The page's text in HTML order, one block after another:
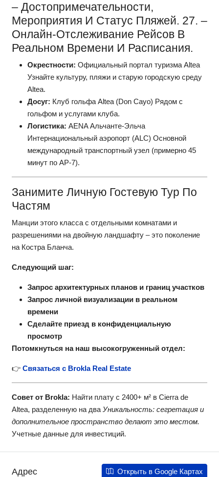
– Достопримечательности,
Мероприятия И Статус Пляжей. 27. –
Онлайн‑отслеживание Рейсов В
Реальном Времени И Расписания.
Окрестности: Официальный портал туризма Altea
Узнайте культуру, пляжи и старую городскую среду
Altea.
Досуг: Клуб гольфа Altea (Don Cayo) Рядом с
гольфом и услугами клуба.
Логистика: АENA Альчанте-Эльча
Интернациональный аэропорт (ALC) Основной
международный транспортный узел (примерно 45
минут по AP-7).
Занимите Личную Гостевую Тур По
Частям
Манции этого класса с отдельными комнатами и
разрешениями на двойную ландшафту – это поколение
на Костра Бланча.
Следующий шаг:
Запрос архитектурных планов и границ участков
Запрос личной визуализации в реальном
времени
Сделайте приезд в конфиденциальную
просмотр
Потомкнуться на наш высокогруженный отдел:
👉 Связаться с Brokla Real Estate
Совет от Brokla: Найти плату с 2400+ м² в Сierra de
Altea, разделенную на два Уникальность: сегретация и
дополнительное пространство делают это местом.
Учетные данные для инвестиций.
Адрес Открыть в Google Картах